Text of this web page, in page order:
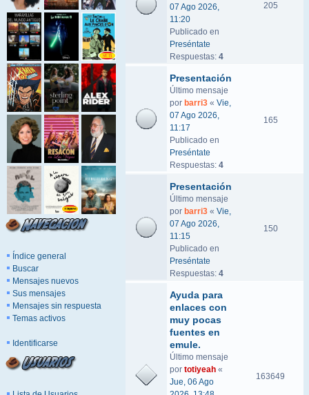
Índice general
Buscar
Mensajes nuevos
Sus mensajes
Mensajes sin respuesta
Temas activos
Identificarse
07 Ago 2026,
11:20
Publicado en
Preséntate
Respuestas: 4
205
Presentación
Último mensaje
por barri3 « Vie,
07 Ago 2026,
11:17
Publicado en
Preséntate
Respuestas: 4
165
Presentación
Último mensaje
por barri3 « Vie,
07 Ago 2026,
11:15
Publicado en
Preséntate
Respuestas: 4
150
Ayuda para
enlaces con
muy pocas
fuentes en
emule.
Último mensaje
por totiyeah «
Jue, 06 Ago
163649